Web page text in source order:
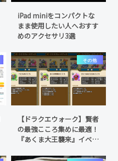
iPad miniをコンパクトな
まま使用したい人へおすす
めのアクセサリ3選
その他
【ドラクエウォーク】賢者
の最強こころ集めに最適！
『あくま大王襲来』イベン